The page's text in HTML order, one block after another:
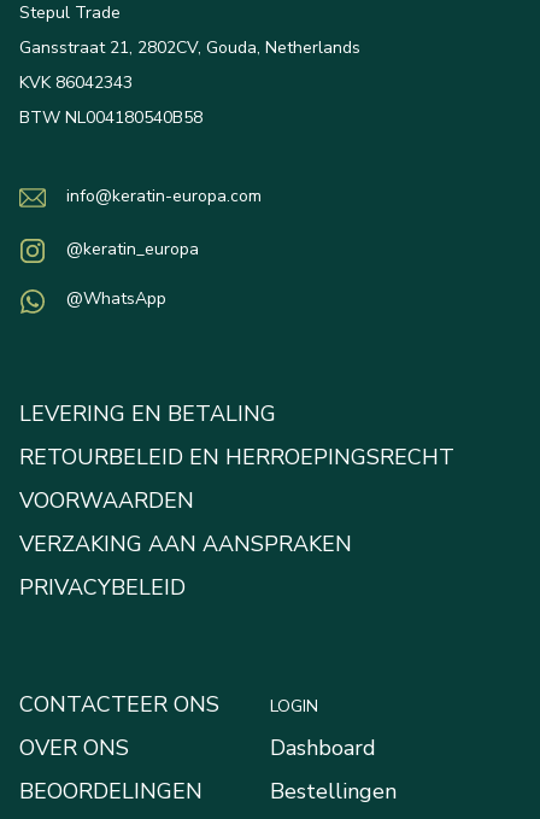
Stepul Trade
Gansstraat 21, 2802CV, Gouda, Netherlands
KVK 86042343
BTW NL004180540B58
info@keratin-europa.com
@keratin_europa
@WhatsApp
LEVERING EN BETALING
RETOURBELEID EN HERROEPINGSRECHT
VOORWAARDEN
VERZAKING AAN AANSPRAKEN
PRIVACYBELEID
CONTACTEER ONS
OVER ONS
BEOORDELINGEN
LOGIN
Dashboard
Bestellingen